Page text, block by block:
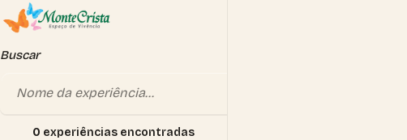
Buscar
0 experiências encontradas